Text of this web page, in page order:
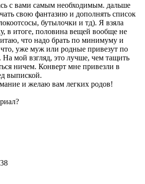
с вами самым необходимым. дальше
свою фантазию и дополнять список
бутылочки и тд). Я взяла
в итоге, половина вещей вообще не
что надо брать по минимуму и
что, уже муж или родные привезут по
На мой взгляд, это лучше, чем тащить
ничем. Конверт мне привезли в
выпиской.
и желаю вам легких родов!